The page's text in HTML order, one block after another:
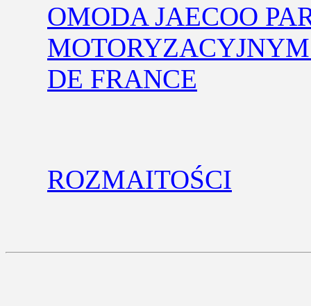
OMODA JAECOO
DE FRANCE
ROZMAITOŚCI